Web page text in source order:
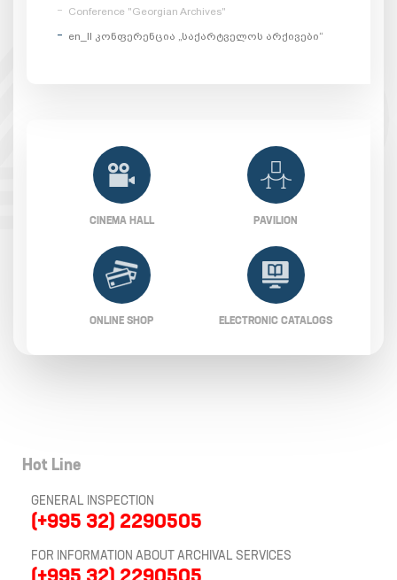
Conference "Georgian Archives"
en_II კონფერენცია „საქარტველოს არქივები“
CINEMA HALL PAVILION
ONLINE SHOP ELECTRONIC CATALOGS
Hot Line
GENERAL INSPECTION
(+995 32) 2290505
FOR INFORMATION ABOUT ARCHIVAL SERVICES